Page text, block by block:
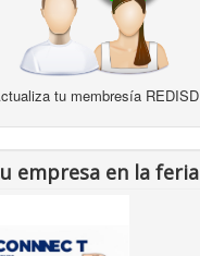
tu membresía REDISD
empresa en la feria